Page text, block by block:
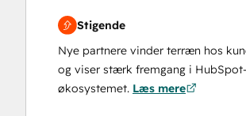
Stigende
Nye partnere vinder terræn hos
og viser stærk fremgang i HubSpot-
økosystemet. Læs mere